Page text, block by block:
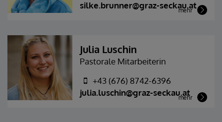
silke.brunner@graz-seckau.at
mehr
Julia Luschin
Pastorale Mitarbeiterin
+43 (676) 8742-6396
julia.luschin@graz-seckau.at
mehr